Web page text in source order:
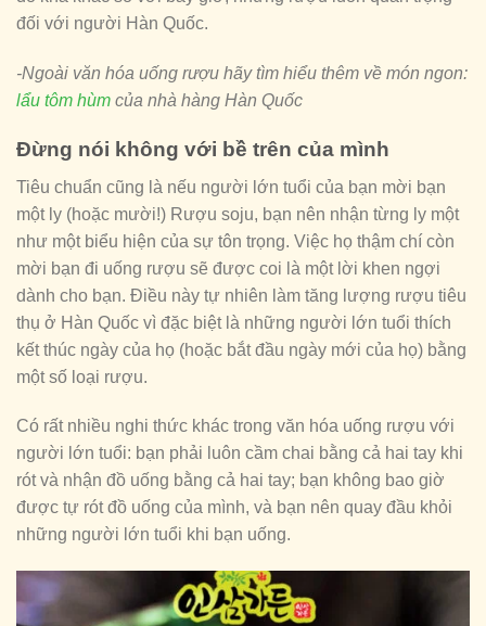
đối với người Hàn Quốc.
-Ngoài văn hóa uống rượu hãy tìm hiểu thêm về món ngon:
lẩu tôm hùm của nhà hàng Hàn Quốc
Đừng nói không với bề trên của mình
Tiêu chuẩn cũng là nếu người lớn tuổi của bạn mời bạn
một ly (hoặc mười!) Rượu soju, bạn nên nhận từng ly một
như một biểu hiện của sự tôn trọng. Việc họ thậm chí còn
mời bạn đi uống rượu sẽ được coi là một lời khen ngợi
dành cho bạn. Điều này tự nhiên làm tăng lượng rượu tiêu
thụ ở Hàn Quốc vì đặc biệt là những người lớn tuổi thích
kết thúc ngày của họ (hoặc bắt đầu ngày mới của họ) bằng
một số loại rượu.
Có rất nhiều nghi thức khác trong văn hóa uống rượu với
người lớn tuổi: bạn phải luôn cầm chai bằng cả hai tay khi
rót và nhận đồ uống bằng cả hai tay; bạn không bao giờ
được tự rót đồ uống của mình, và bạn nên quay đầu khỏi
những người lớn tuổi khi bạn uống.